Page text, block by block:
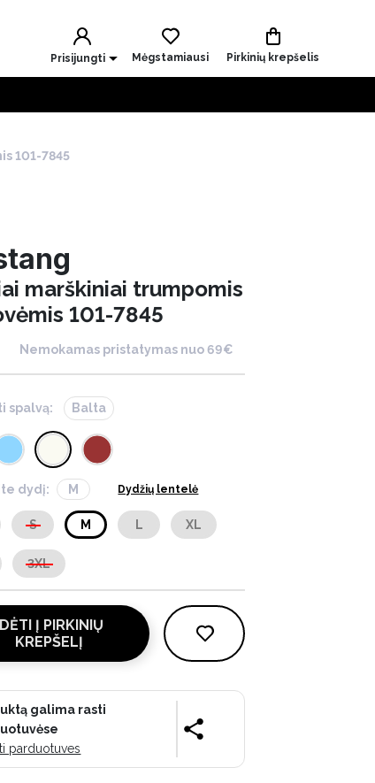
Prisijungti Mėgstamiausi Pirkinių krepšelis
101-7845
marškiniai trumpomis
101-7845
Nemokamas pristatymas nuo 69€
spalvą: Balta
dydį: M Dydžių lentelė
S M L XL
3XL
Į PIRKINIŲ
KREPŠELĮ
galima rasti
parduotuves